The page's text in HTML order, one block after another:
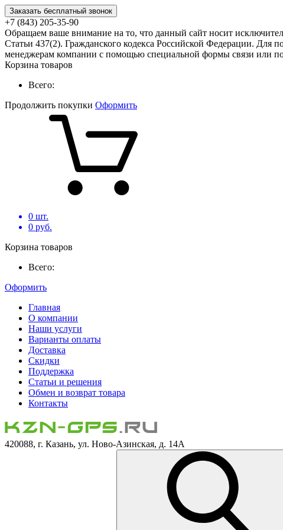
Заказать бесплатный звонок
+7 (843) 205-35-90
Обращаем ваше внимание на то, что данный сайт носит
Статьи 437(2). Гражданского кодекса Российской Федерации. Для
менеджерам компании с помощью специальной формы связи или
Корзина товаров
Всего:
Продолжить покупки Оформить
0 шт.
0 руб.
Корзина товаров
Всего:
Оформить
Главная
О компании
Наши услуги
Варианты оплаты
Доставка
Скидки
Поддержка
Статьи и решения
Обмен и возврат товара
Контакты
420088, г. Казань, ул. Ново-Азинская, д. 14А